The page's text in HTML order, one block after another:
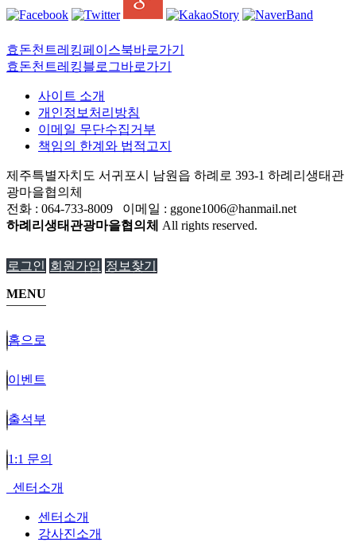
효돈천트레킹페이스북바로가기
효돈천트레킹블로그바로가기
사이트 소개
개인정보처리방침
이메일 무단수집거부
책임의 한계와 법적고지
제주특별자치도 서귀포시 남원읍 하례로 393-1 하례리생태관
광마을협의체
전화 : 064-733-8009 이메일 : ggone1006@hanmail.net
하례리생태관광마을협의체 All rights reserved.
로그인 회원가입 정보찾기
MENU
홈으로
이벤트
출석부
1:1 문의
센터소개
센터소개
강사진소개